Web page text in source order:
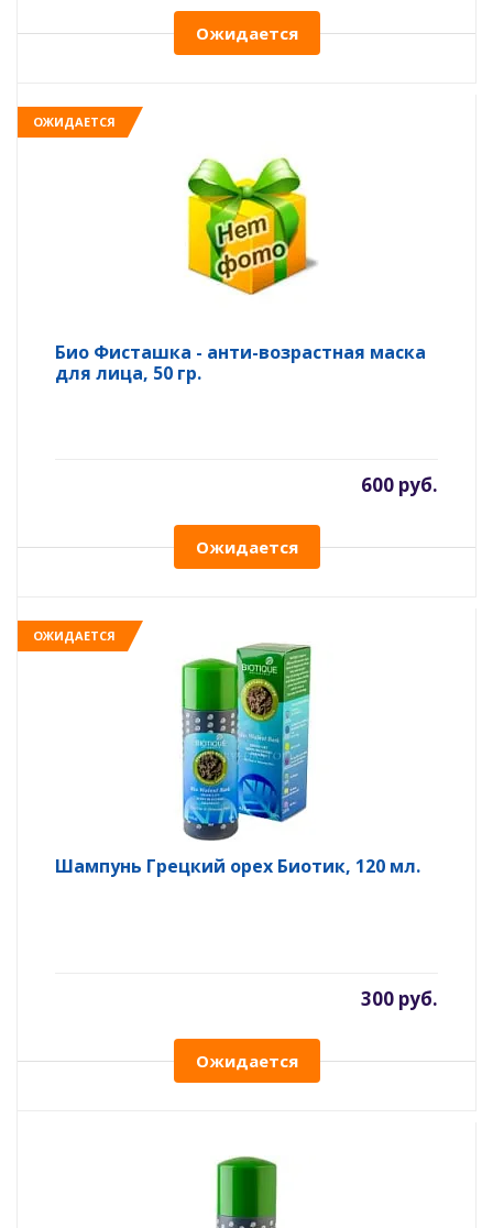
Ожидается
ОЖИДАЕТСЯ
Био Фисташка - анти-возрастная маска
для лица, 50 гр.
600 руб.
Ожидается
ОЖИДАЕТСЯ
Шампунь Грецкий орех Биотик, 120 мл.
300 руб.
Ожидается